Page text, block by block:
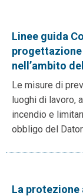
Linee guida
nell’ambito
Le misure di
luoghi di lavoro,
incendio e
obbligo del
La